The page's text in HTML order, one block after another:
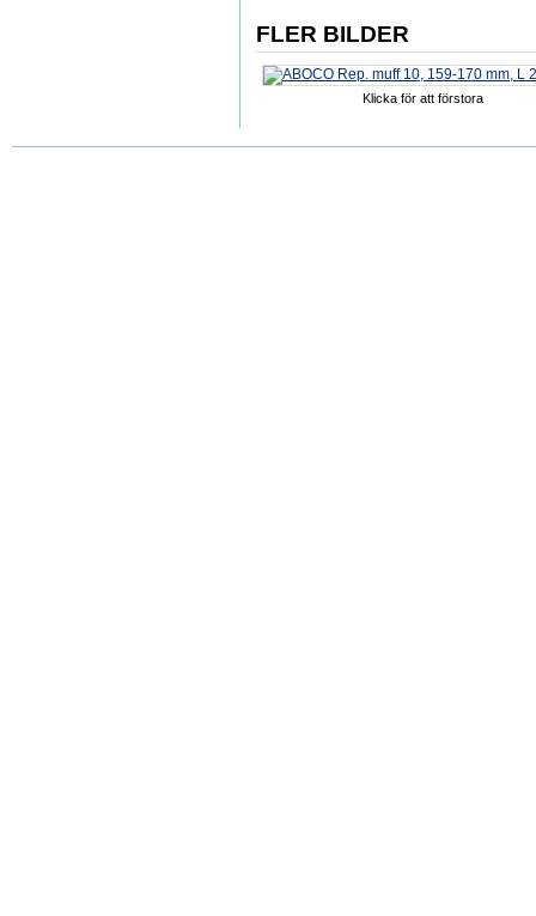
FLER BILDER
Klicka för att förstora